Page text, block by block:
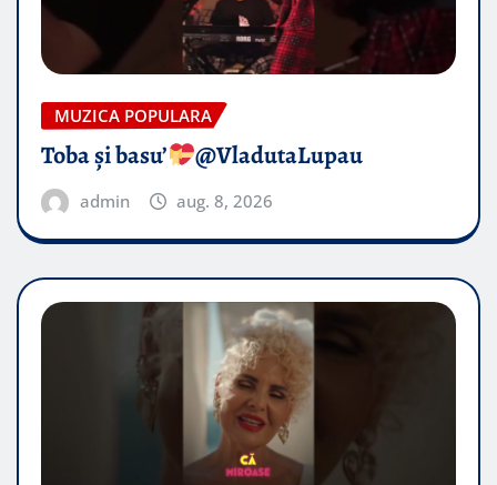
MUZICA POPULARA
Toba și basu’ @VladutaLupau
admin aug. 8, 2026